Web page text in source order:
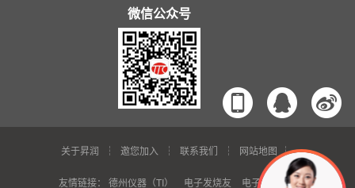
微信公众号
关于昇润 邀您加入 联系我们 网站地图
友情链接： 德州仪器（TI） 电子发烧友 电子芯吧客